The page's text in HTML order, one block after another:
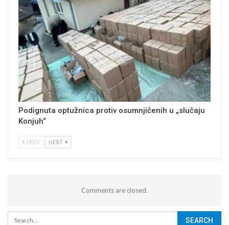
Podignuta optužnica protiv osumnjičenih u „slučaju
Konjuh“
PREV NEXT
Comments are closed.